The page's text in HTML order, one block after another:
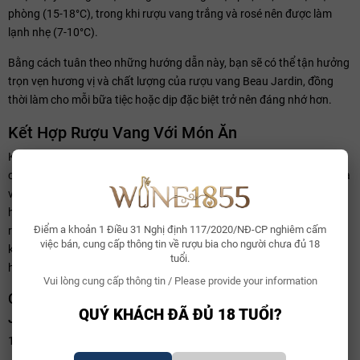
Điểm a khoản 1 Điều 31 Nghị định 117/2020/NĐ-CP nghiêm cấm
việc bán, cung cấp thông tin về rượu bia cho người chưa đủ 18
tuổi.
Vui lòng cung cấp thông tin / Please provide your information
QUÝ KHÁCH ĐÃ ĐỦ 18 TUỔI?
phòng (15-18°C), trong khi rượu vang trắng và rosé nên được làm
lạnh nhẹ (7-10°C).
Bằng cách tuân theo những hướng dẫn này, bạn sẽ có thể tận hưởng
trọn vẹn hương vị và chất lượng của rượu vang Beau Jardin, đồng
thời làm cho mỗi bữa tiệc hoặc dịp đặc biệt trở nên đáng nhớ hơn.
Kết Hợp Rượu Vang Với Món Ăn
Kết hợp rượu vang với món ăn là một nghệ thuật tinh tế, làm tăng
cường hương vị của cả hai và tạo ra một trải nghiệm ẩm thực hài hòa
và thú vị. Đối với rượu vang Beau Jardin, việc lựa chọn món ăn phù
hợp có thể nâng cao sự thưởng thức và làm nổi bật những đặc điểm
riêng biệt của từng loại rượu. Dưới đây là hướng dẫn chi tiết về cách
kết hợp rượu vang Beau Jardin với các món ăn để tạo ra sự kết hợp
hoàn hảo.
Các Món Ăn Phù Hợp Với Từng Loại Rượu Vang Beau
Jardin
1. Beau Jardin Red